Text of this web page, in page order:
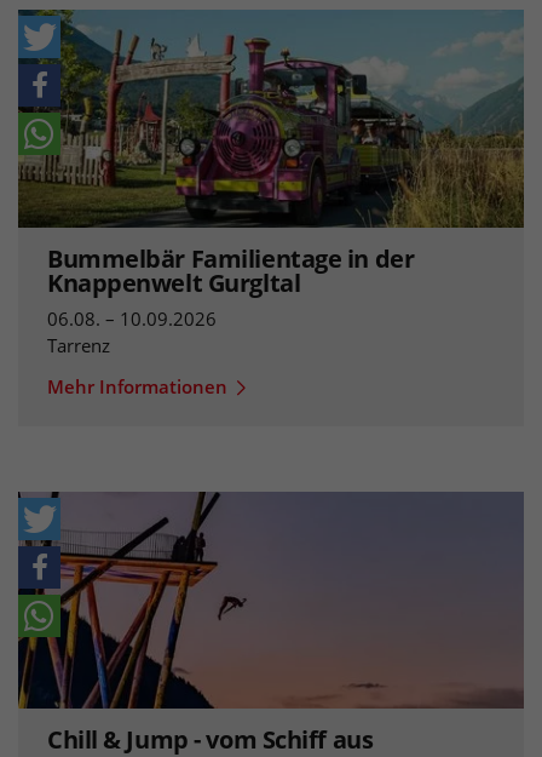
Bummelbär Familientage in der
Knappenwelt Gurgltal
06.08. – 10.09.2026
Tarrenz
Mehr Informationen
Chill & Jump - vom Schiff aus